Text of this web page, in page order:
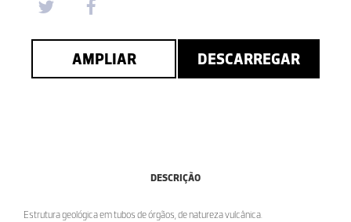
AMPLIAR DESCARREGAR
DESCRIÇÃO
Estrutura geológica em tubos de órgãos, de natureza vulcânica.